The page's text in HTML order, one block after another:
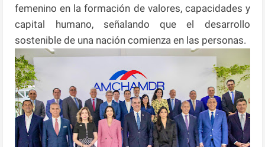
femenino en la formación de valores, capacidades y
capital humano, señalando que el desarrollo
sostenible de una nación comienza en las personas.